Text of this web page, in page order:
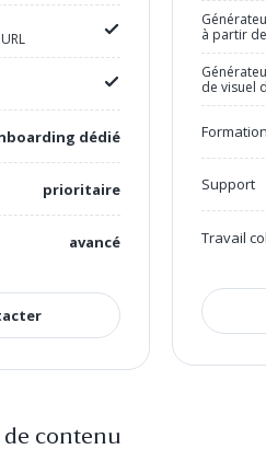
dédié
prioritaire
avancé
à partir
de visuel
Formation
Support
Travail
contenu